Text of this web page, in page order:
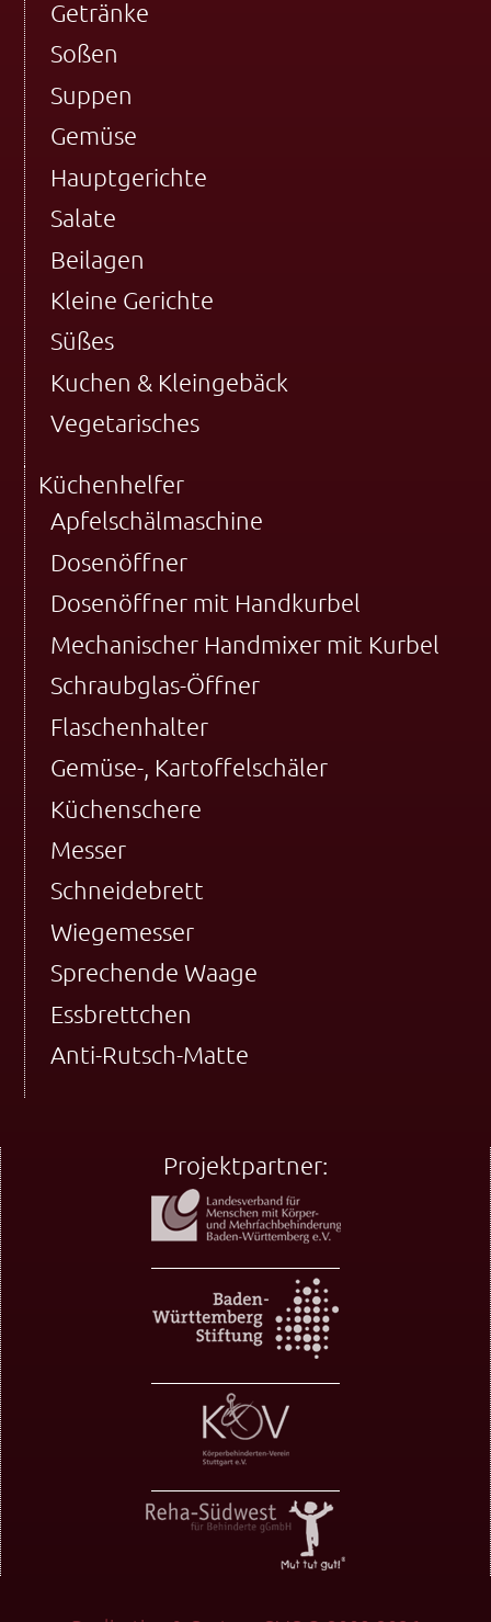
Getränke
Soßen
Suppen
Gemüse
Hauptgerichte
Salate
Beilagen
Kleine Gerichte
Süßes
Kuchen & Kleingebäck
Vegetarisches
Küchenhelfer
Apfelschälmaschine
Dosenöffner
Dosenöffner mit Handkurbel
Mechanischer Handmixer mit Kurbel
Schraubglas-Öffner
Flaschenhalter
Gemüse-, Kartoffelschäler
Küchenschere
Messer
Schneidebrett
Wiegemesser
Sprechende Waage
Essbrettchen
Anti-Rutsch-Matte
Projektpartner: